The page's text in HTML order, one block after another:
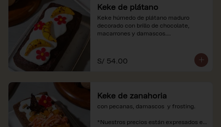
Keke de plátano
Keke húmedo de plátano maduro
decorado con brillo de chocolate,
macarrones y damascos.
soles e incluyen impuestos de ley y
recargo al consumo.
S/ 54.00
Keke de zanahoria
con pecanas, damascos  y frosting.
*Nuestros precios están expresados en